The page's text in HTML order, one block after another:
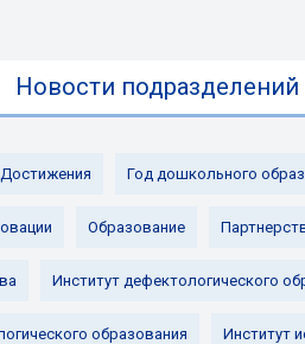
Новости подразделений
Достижения Год дошкольного
Образование
Институт дефектологического
образования Институт